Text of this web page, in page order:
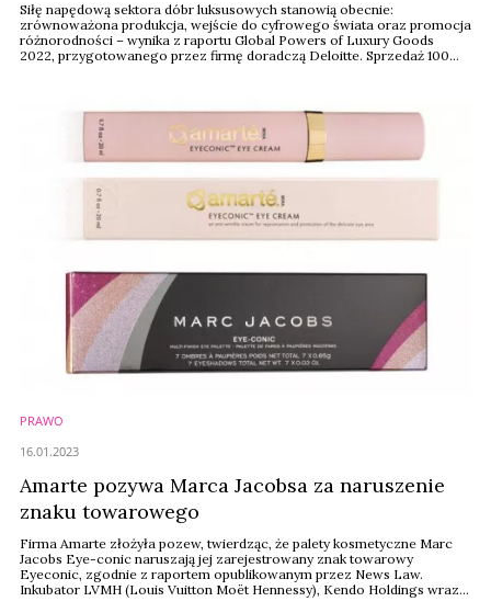
Siłę napędową sektora dóbr luksusowych stanowią obecnie:
zrównoważona produkcja, wejście do cyfrowego świata oraz promocja
różnorodności – wynika z raportu Global Powers of Luxury Goods
2022, przygotowanego przez firmę doradczą Deloitte. Sprzedaż 100
PRAWO
Amarte pozywa Marca Jacobsa za naruszenie
znaku towarowego
Firma Amarte złożyła pozew, twierdząc, że palety kosmetyczne Marc
Jacobs Eye-conic naruszają jej zarejestrowany znak towarowy
Eyeconic, zgodnie z raportem opublikowanym przez News Law.
Inkubator LVMH (Louis Vuitton Moët Hennessy), Kendo Holdings wraz z
16.01.2023